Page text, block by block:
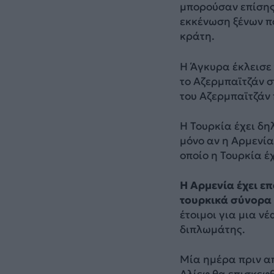
μπορούσαν
εκκένωση ξένων
κράτη.
Η Άγκυρα έκλεισε
το Αζερμπαϊτζάν
του
Η Τουρκία έχει
μόνο αν η
οποίο η Τουρκία
Η Αρμενία έχει
τουρκικά σύνορα
έτοιμοι για μια
διπλωμάτης.
Μία ημέρα πριν